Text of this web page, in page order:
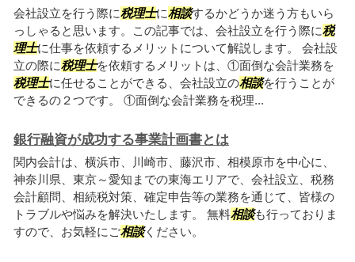
会社設立を行う際に税理士に相談するかどうか迷う方もいら
っしゃると思います。この記事では、会社設立を行う際に税
理士に仕事を依頼するメリットについて解説します。 会社設
立の際に税理士を依頼するメリットは、①面倒な会計業務を
税理士に任せることができる、会社設立の相談を行うことが
できるの２つです。 ①面倒な会計業務を税理...
銀行融資が成功する事業計画書とは
関内会計は、横浜市、川崎市、藤沢市、相模原市を中心に、
神奈川県、東京～愛知までの東海エリアで、会社設立、税務
会計顧問、相続税対策、確定申告等の業務を通じて、皆様の
トラブルや悩みを解決いたします。 無料相談も行っておりま
すので、お気軽にご相談ください。